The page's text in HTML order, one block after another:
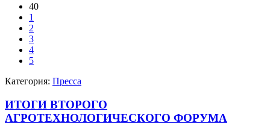
40
1
2
3
4
5
Категория: Пресса
ИТОГИ ВТОРОГО
АГРОТЕХНОЛОГИЧЕСКОГО ФОРУМА